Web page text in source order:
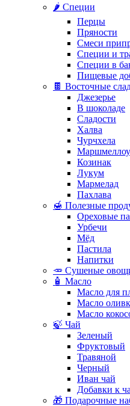
🌶️ Специи
Перцы
Пряности
Смеси
Специи и
Специи в
Пищевые
🍫 Восточные
Джезерье
В шоколаде
Сладости
Халва
Чурчхела
Маршмеллоу
Козинак
Лукум
Мармелад
Пахлава
🍯 Полезные
Ореховые
Урбечи
Мёд
Пастила
Напитки
🥕 Сушеные
🧴 Масло
Масло для
Масло
Масло
🍃 Чай
Зеленый
Фруктовый
Травяной
Черный
Иван чай
Добавки к
🎁 Подарочные